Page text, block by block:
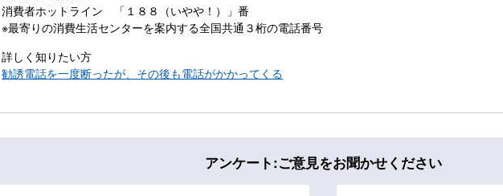
消費者ホットライン 「１８８（いやや！）」番
※最寄りの消費生活センターを案内する全国共通３桁の電話番号
詳しく知りたい方
勧誘電話を一度断ったが、その後も電話がかかってくる
アンケート:ご意見をお聞かせください